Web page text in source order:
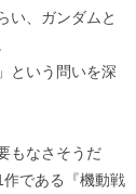
い、ガンダムと
という問いを深
もなさそうだ
である『機動戦